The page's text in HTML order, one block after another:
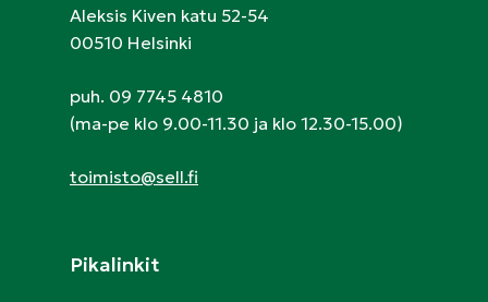
Aleksis Kiven katu 52-54
00510 Helsinki
puh. 09 7745 4810
(ma-pe klo 9.00-11.30 ja klo 12.30-15.00)
toimisto@sell.fi
Pikalinkit